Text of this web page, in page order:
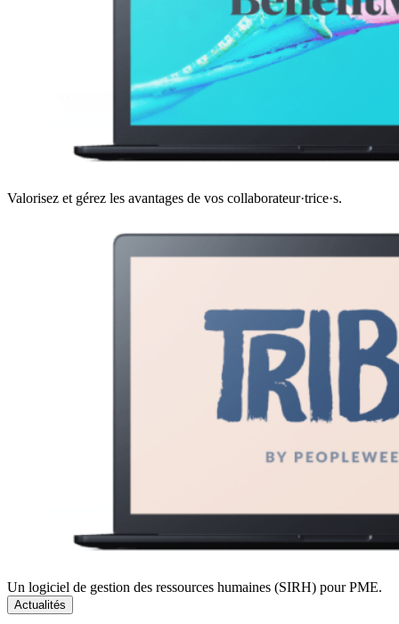
Valorisez et gérez les avantages de vos collaborateur·trice·s.
Un logiciel de gestion des ressources humaines (SIRH) pour PME.
Actualités